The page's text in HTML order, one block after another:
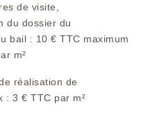
de visite,
du dossier du
bail : 10 € TTC maximum
m²
réalisation de
: 3 € TTC par m²